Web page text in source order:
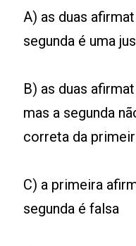
A) as duas
segunda é uma
B) as duas
mas a segunda
correta da
C) a primeira
segunda é falsa